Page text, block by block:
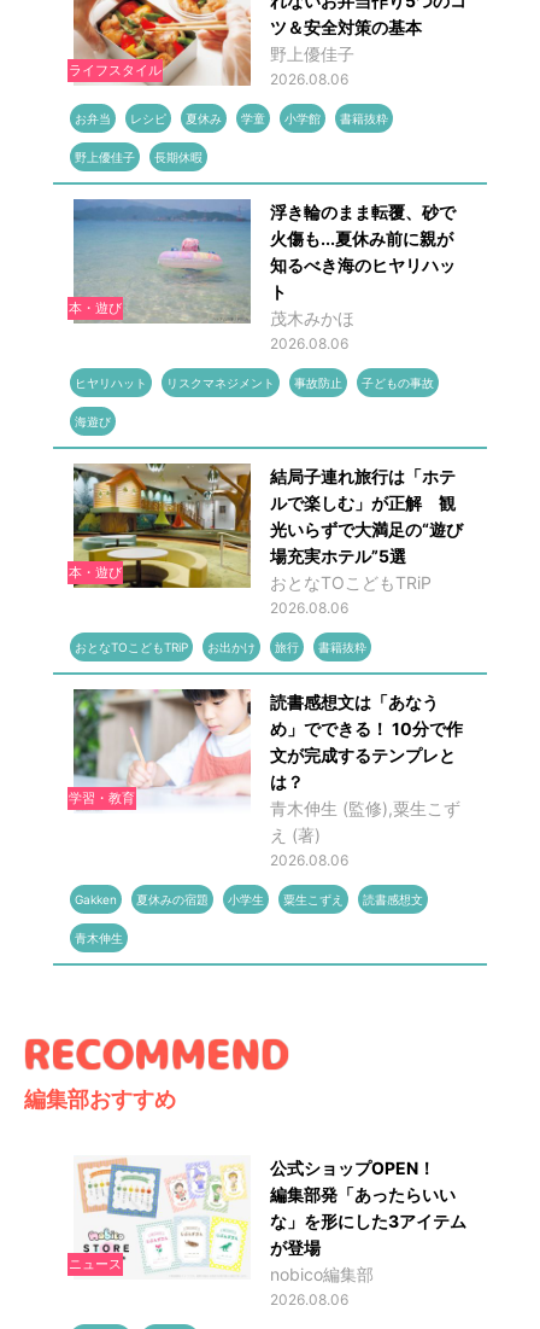
ライフスタイル
ツ＆安全対策の基本
野上優佳子
2026.08.06
お弁当 レシピ 夏休み 学童 小学館 書籍抜粋
野上優佳子 長期休暇
本・遊び
浮き輪のまま転覆、砂で
火傷も...夏休み前に親が
知るべき海のヒヤリハッ
ト
茂木みかほ
2026.08.06
ヒヤリハット リスクマネジメント 事故防止 子どもの事故
海遊び
本・遊び
結局子連れ旅行は「ホテ
ルで楽しむ」が正解 観
光いらずで大満足の“遊び
場充実ホテル”5選
おとなTOこどもTRiP
2026.08.06
おとなTOこどもTRiP お出かけ 旅行 書籍抜粋
学習・教育
読書感想文は「あなう
め」でできる！ 10分で作
文が完成するテンプレと
は？
青木伸生 (監修),粟生こず
え (著)
2026.08.06
Gakken 夏休みの宿題 小学生 粟生こずえ 読書感想文
青木伸生
編集部おすすめ
ニュース
公式ショップOPEN！
編集部発「あったらいい
な」を形にした3アイテム
が登場
nobico編集部
2026.08.06